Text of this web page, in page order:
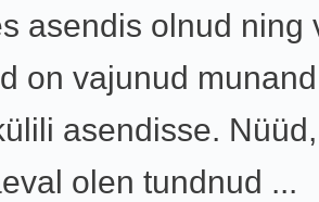
asendis olnud ning
on vajunud
asendisse.
olen tundnud ...